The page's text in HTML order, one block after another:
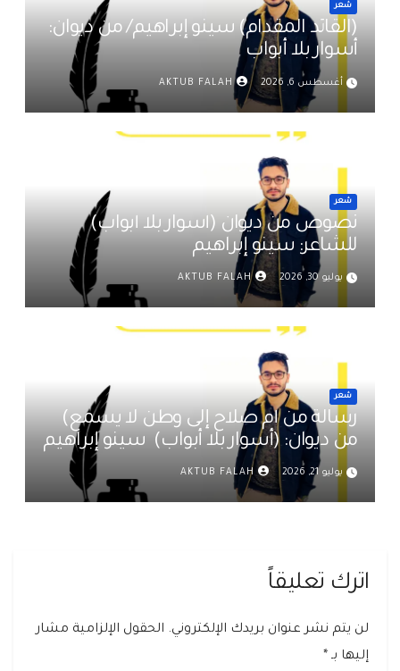
شعر
(القائد المقدام) سينو إبراهيم/ من ديوان:
أسوار بلا أبواب
أغسطس 6, 2026 AKTUB FALAH
شعر
نصوص من ديوان (أسوار بلا أبواب)
للشاعر: سينو إبراهيم
يوليو 30, 2026 AKTUB FALAH
شعر
رسالة من أم صلاح إلى وطن لا يسمع)
من ديوان: (أسوار بلا أبواب) سينو إبراهيم
يوليو 21, 2026 AKTUB FALAH
اترك تعليقاً
لن يتم نشر عنوان بريدك الإلكتروني. الحقول الإلزامية مشار
إليها بـ *